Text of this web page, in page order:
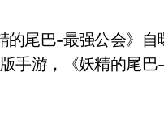
尾巴-最强公会》自
手游，《妖精的尾